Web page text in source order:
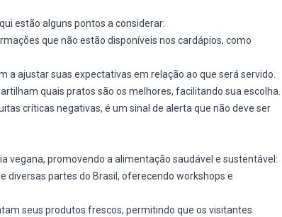
estão alguns pontos a considerar:
que não estão disponíveis nos cardápios, como
a ajustar suas expectativas em relação ao que será servido.
quais pratos são os melhores, facilitando sua escolha.
críticas negativas, é um sinal de alerta que não deve ser
vegana, promovendo a alimentação saudável e sustentável:
diversas partes do Brasil, oferecendo workshops e
seus produtos frescos, permitindo que os visitantes